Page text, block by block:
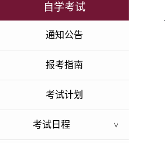
自学考试
通知公告
报考指南
考试计划
考试日程 >